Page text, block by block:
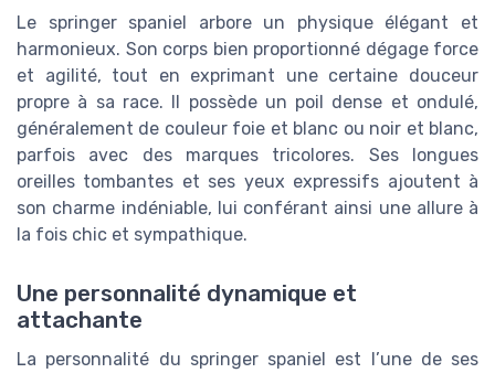
Le springer spaniel arbore un physique élégant et
harmonieux. Son corps bien proportionné dégage force
et agilité, tout en exprimant une certaine douceur
propre à sa race. Il possède un poil dense et ondulé,
généralement de couleur foie et blanc ou noir et blanc,
parfois avec des marques tricolores. Ses longues
oreilles tombantes et ses yeux expressifs ajoutent à
son charme indéniable, lui conférant ainsi une allure à
la fois chic et sympathique.
Une personnalité dynamique et
attachante
La personnalité du springer spaniel est l’une de ses